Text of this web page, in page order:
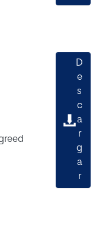
D
e
s
c
a
r
g
a
r